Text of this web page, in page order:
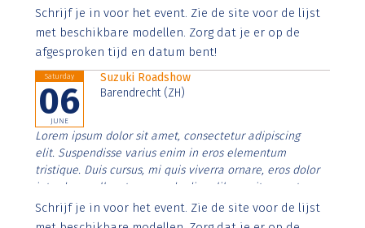
Aenean faucibus nibh et justo cursus id rutrum lorem
imperdiet. Nunc ut sem vitae risus tristique posuere.
Schrijf je in voor het event. Zie de site voor de lijst
met beschikbare modellen. Zorg dat je er op de
afgesproken tijd en datum bent!
Saturday
06
JUNE
Suzuki Roadshow
Barendrecht (ZH)
Lorem ipsum dolor sit amet, consectetur adipiscing
elit. Suspendisse varius enim in eros elementum
tristique. Duis cursus, mi quis viverra ornare, eros dolor
interdum nulla, ut commodo diam libero vitae erat.
Aenean faucibus nibh et justo cursus id rutrum lorem
imperdiet. Nunc ut sem vitae risus tristique posuere.
Schrijf je in voor het event. Zie de site voor de lijst